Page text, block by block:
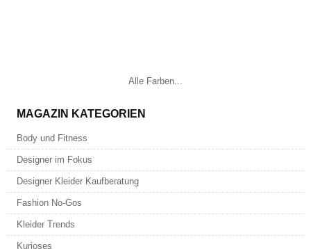
Alle Farben...
MAGAZIN KATEGORIEN
Body und Fitness
Designer im Fokus
Designer Kleider Kaufberatung
Fashion No-Gos
Kleider Trends
Kurioses